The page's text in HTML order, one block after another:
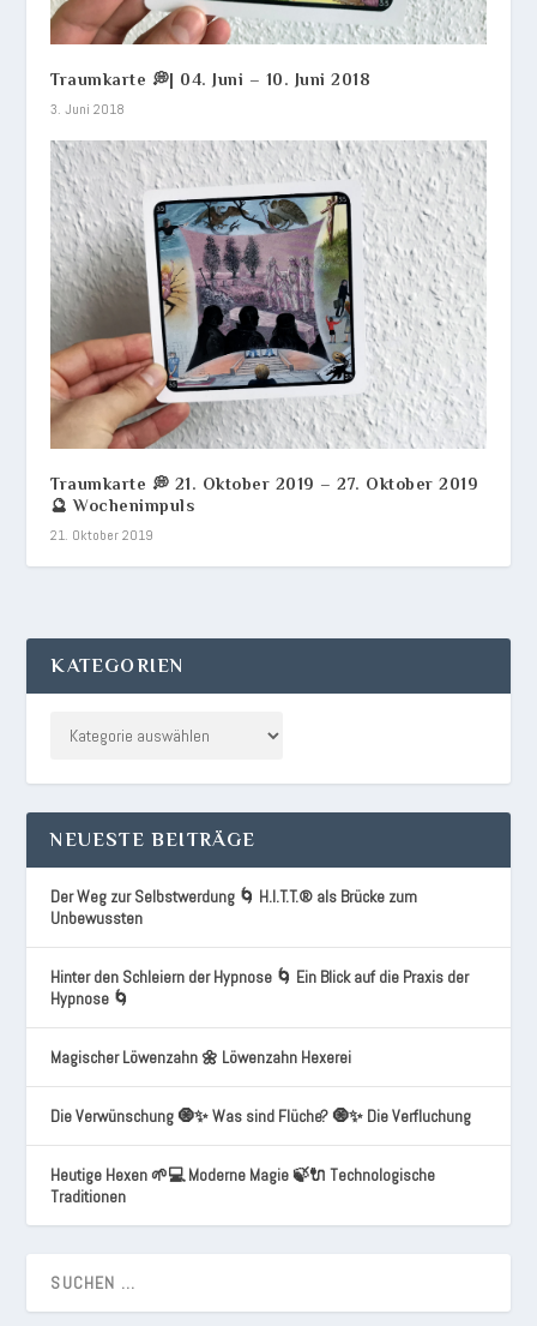
Traumkarte 💭| 04. Juni – 10. Juni 2018
3. Juni 2018
Traumkarte 💭 21. Oktober 2019 – 27. Oktober 2019
🔮 Wochenimpuls
21. Oktober 2019
KATEGORIEN
NEUESTE BEITRÄGE
Der Weg zur Selbstwerdung 🌀 H.I.T.T.® als Brücke zum
Unbewussten
Hinter den Schleiern der Hypnose 🌀 Ein Blick auf die Praxis der
Hypnose 🌀
Magischer Löwenzahn 🌼 Löwenzahn Hexerei
Die Verwünschung 🧿✨ Was sind Flüche? 🧿✨ Die Verfluchung
Heutige Hexen 🌱💻 Moderne Magie 🍃🔌 Technologische
Traditionen